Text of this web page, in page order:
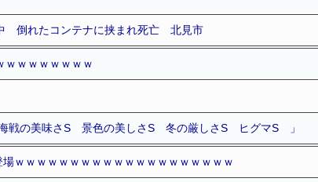
倒れたコンテナに挟まれ死亡 北見市
ｗｗｗｗｗｗｗｗ
戦の美味さS 景色の美しさS 冬の厳しさS ヒグマS 」
ｗｗｗｗｗｗｗｗｗｗｗｗｗｗｗｗｗｗｗｗ